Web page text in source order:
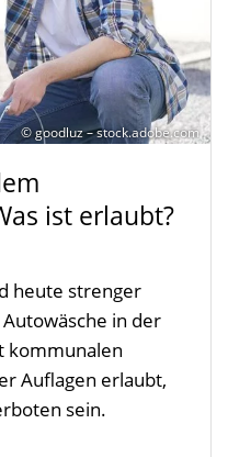
© goodluz – stock.adobe.com
ist erlaubt?
heute strenger
in der
kommunalen
Auflagen erlaubt,
sein.